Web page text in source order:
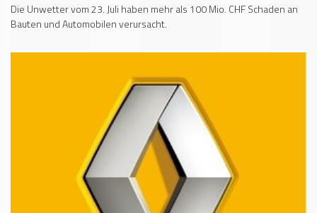
Die Unwetter vom 23. Juli haben mehr als 100 Mio. CHF Schaden an
Bauten und Automobilen verursacht.